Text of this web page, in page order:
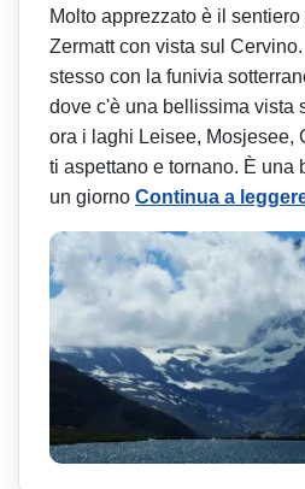
Molto apprezzato è il
Zermatt con vista sul
stesso con la funivia
dove c'è una bellissima vista
ora i laghi Leisee, Mosjesee,
ti aspettano e tornano. È una
un giorno Continua a